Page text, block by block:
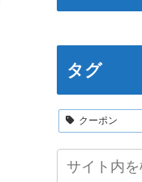
タグ
クーポン